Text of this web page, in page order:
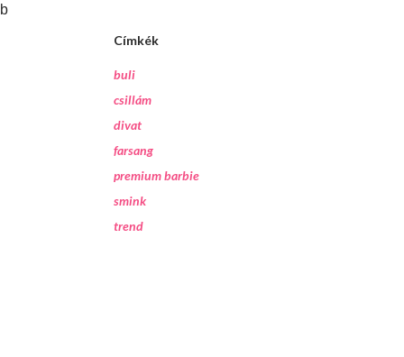
Címkék
buli
csillám
divat
farsang
premium barbie
smink
trend